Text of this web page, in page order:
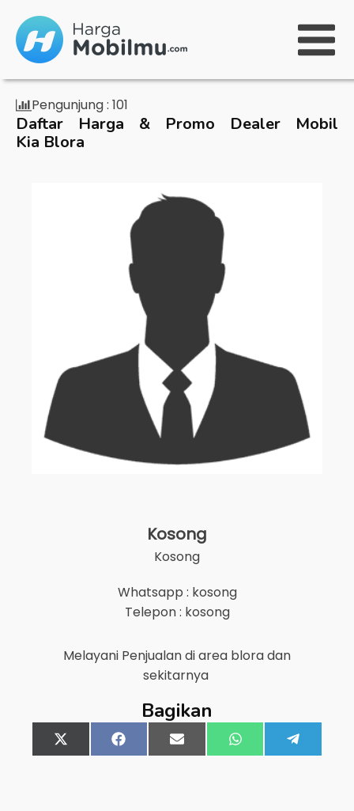
Pengunjung : 101
Daftar Harga & Promo Dealer Mobil
Kia Blora
Kosong
Kosong
Whatsapp : kosong
Telepon : kosong
Melayani Penjualan di area bloradan
sekitarnya
Bagikan
Share
on
X
(Twitter)
Share
on
FacebookShare
on
Email Share
on
WhatsApp
on